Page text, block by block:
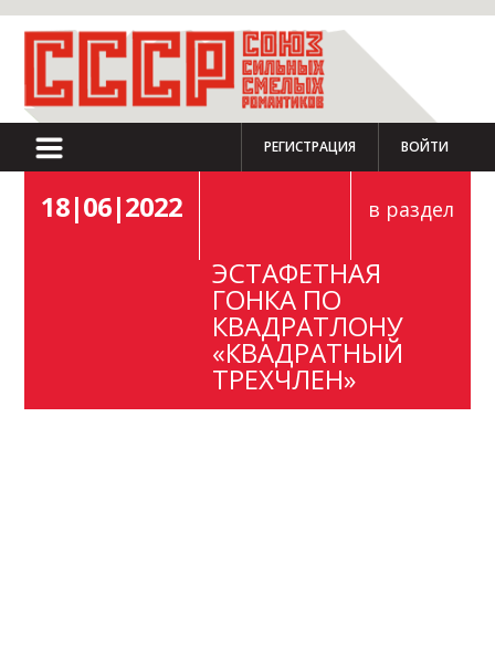
РЕГИСТРАЦИЯ ВОЙТИ
18|06|2022 в раздел
ЭСТАФЕТНАЯ
ГОНКА ПО
КВАДРАТЛОНУ
«КВАДРАТНЫЙ
ТРЕХЧЛЕН»